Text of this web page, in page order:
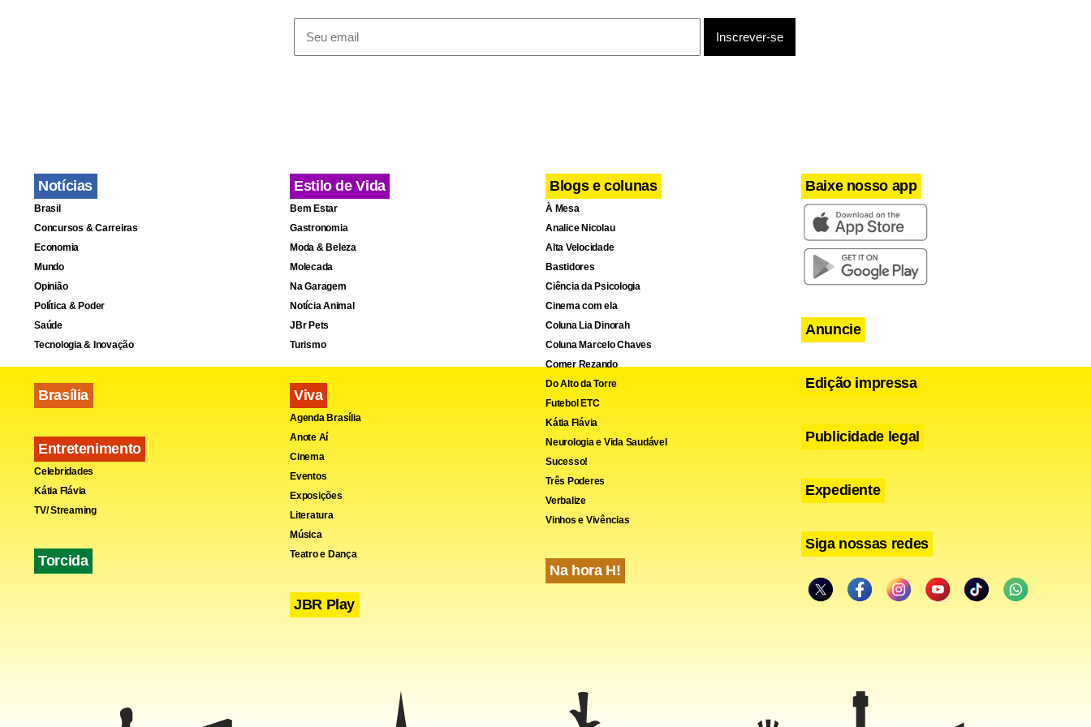
Facebook Telegram
Share
Notícias
Brasil
Concursos & Carreiras
Economia
Mundo
Opinião
Política & Poder
Saúde
Tecnologia & Inovação
Brasília
Entretenimento
Celebridades
Kátia Flávia
TV/ Streaming
Torcida
Estilo de Vida
Bem Estar
Gastronomia
Moda & Beleza
Molecada
Na Garagem
Notícia Animal
JBr Pets
Turismo
Viva
Agenda Brasília
Anote Aí
Cinema
Eventos
Exposições
Literatura
Música
Teatro e Dança
JBR Play
Blogs e colunas
À Mesa
Analice Nicolau
Alta Velocidade
Bastidores
Ciência da Psicologia
Cinema com ela
Coluna Lia Dinorah
Coluna Marcelo Chaves
Comer Rezando
Do Alto da Torre
Futebol ETC
Kátia Flávia
Neurologia e Vida Saudável
Sucesso!
Três Poderes
Verbalize
Vinhos e Vivências
Na hora H!
Baixe nosso app
Anuncie
Edição impressa
Publicidade legal
Expediente
Siga nossas redes